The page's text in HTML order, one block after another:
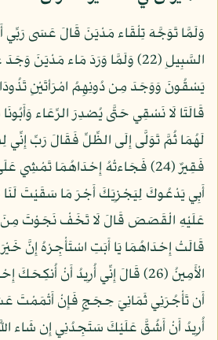
وَلَمَّا تَوَجَّهَ تِلْقَاء مَدْيَنَ قَالَ عَسَى رَبِّي
السَّبِيلِ (22) وَلَمَّا وَرَدَ مَاء
يَسْقُونَ وَوَجَدَ مِن دُونِهِمُ امْرَأتَيْنِ
لَهُمَا ثُمَّ تَوَلَّى إِلَى الظِّلِّ فَقَالَ رَبِّ إِنِّي
فَقِيرٌ (24) فَجَاءتْهُ إِحْدَاهُمَا
أَبِي يَدْعُوكَ لِيَجْزِيَكَ أَجْرَ مَا سَقَيْتَ
قَالَتْ إِحْدَاهُمَا يَا أَبَتِ اسْتَأْجِرْهُ إِنَّ
الْأَمِينُ (26) قَالَ إِنِّي أُرِيدُ أَنْ
أَن تَأْجُرَنِي ثَمَانِيَ حِجَجٍ فَإِنْ أَتْمَمْتَ